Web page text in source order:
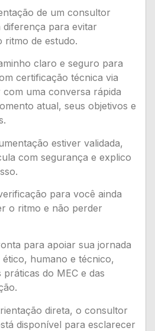
de um consultor
para evitar
ritmo de estudo.
claro e seguro para
certificação técnica via
uma conversa rápida
atual, seus objetivos e
estiver validada,
com segurança e explico
para você ainda
o ritmo e não perder
para apoiar sua jornada
humano e técnico,
do MEC e das
direta, o consultor
disponível para esclarecer